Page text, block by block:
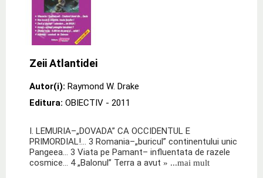
Zeii Atlantidei
Autor(i): Raymond W. Drake
Editura: OBIECTIV - 2011
I. LEMURIA–„DOVADA” CA OCCIDENTUL E
PRIMORDIAL!... 3 Romania–„buricul” continentului unic
Pangeea... 3 Viata pe Pamant– influentata de razele
cosmice... 4 „Balonul” Terra a avut » ...mai mult